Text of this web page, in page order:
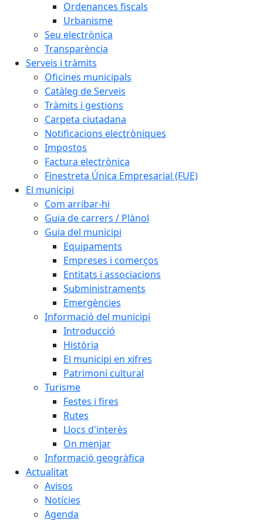
Ordenances fiscals
Urbanisme
Seu electrònica
Transparència
Serveis i tràmits
Oficines municipals
Catàleg de Serveis
Tràmits i gestions
Carpeta ciutadana
Notificacions electròniques
Impostos
Factura electrònica
Finestreta Única Empresarial (FUE)
El municipi
Com arribar-hi
Guia de carrers / Plànol
Guia del municipi
Equipaments
Empreses i comerços
Entitats i associacions
Subministraments
Emergències
Informació del municipi
Introducció
Història
El municipi en xifres
Patrimoni cultural
Turisme
Festes i fires
Rutes
Llocs d'interès
On menjar
Informació geogràfica
Actualitat
Avisos
Notícies
Agenda